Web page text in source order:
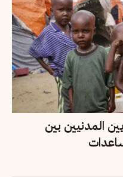
المدنيين بين